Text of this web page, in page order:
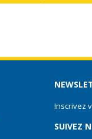
Inscrivez
SUIVEZ